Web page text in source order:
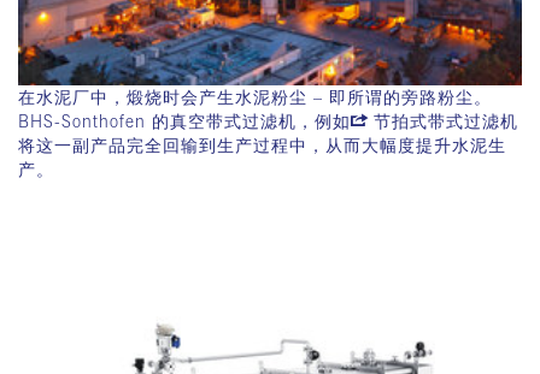
在水泥厂中，煅烧时会产生水泥粉尘 – 即所谓的旁路粉尘。
BHS-Sonthofen 的真空带式过滤机，例如
节拍式带式过滤机
将这一副产品完全回输到生产过程中，从而大幅度提升水泥生
产。